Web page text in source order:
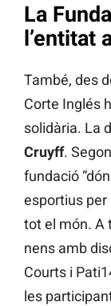
La
l’entitat
També, des
Corte Inglés
solidària. La
Cruyff.
fundació
esportius per
tot el món. A
nens amb
Courts i
les